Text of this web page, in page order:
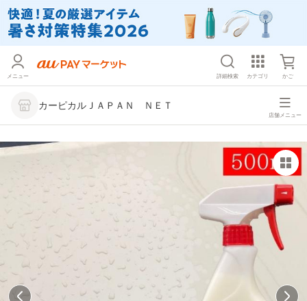
メニュー 詳細検索 カテゴリ かご
カーピカルＪＡＰＡＮ ＮＥＴ
店舗メニュー